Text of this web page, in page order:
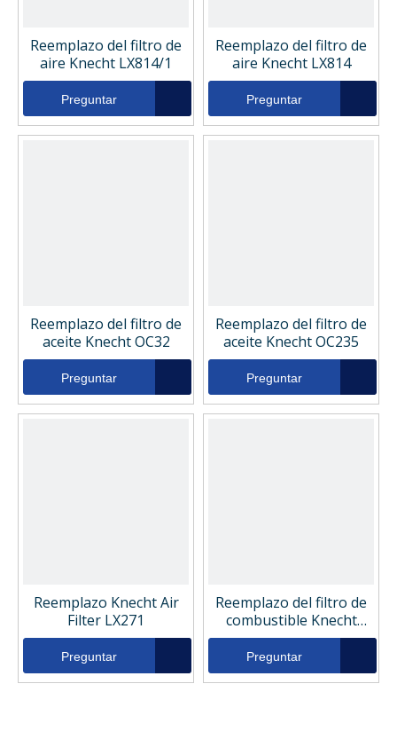
Reemplazo del filtro de
aire Knecht LX814/1
Preguntar
Reemplazo del filtro de
aire Knecht LX814
Preguntar
Reemplazo del filtro de
aceite Knecht OC32
Preguntar
Reemplazo del filtro de
aceite Knecht OC235
Preguntar
Reemplazo Knecht Air
Filter LX271
Preguntar
Reemplazo del filtro de
combustible Knecht
KC75
Preguntar